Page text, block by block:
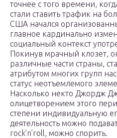
точнее с того времени,
стали ставить трафик на
США начался
главное кардинально
социальный контекст
Покинув мрачный клозет,
различные части страны,
атрибутом многих групп
статус неотъемлемого
Насколько некто Джордж
олицетворением этого
степени индивидуальную
деятельность можно
rock’n’roll, можно спорить.